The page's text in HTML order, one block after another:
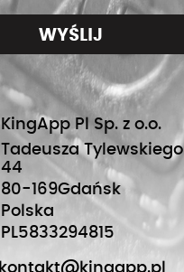
KingApp Pl Sp. z o.o.
Tadeusza Tylewskiego
44
80-169Gdańsk
Polska
PL5833294815
kontakt@kingapp.pl
WYŚLIJ